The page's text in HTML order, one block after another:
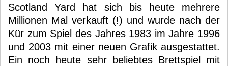
Scotland Yard hat sich bis heute mehrere
Millionen Mal verkauft (!) und wurde nach der
Kür zum Spiel des Jahres 1983 im Jahre 1996
und 2003 mit einer neuen Grafik ausgestattet.
Ein noch heute sehr beliebtes Brettspiel mit